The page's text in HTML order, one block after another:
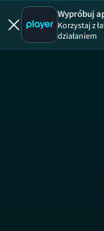
Wypróbuj
Korzystaj z
działaniem